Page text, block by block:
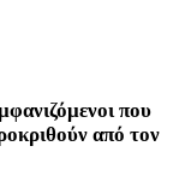
που
από τον